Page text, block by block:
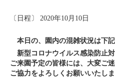
〔日程〕 2020年10月10日
本日の、園内の混雑状況は下記
新型コロナウイルス感染防止
ご来園予定の皆様には、大変ご
ご協力をよろしくお願いいたしま